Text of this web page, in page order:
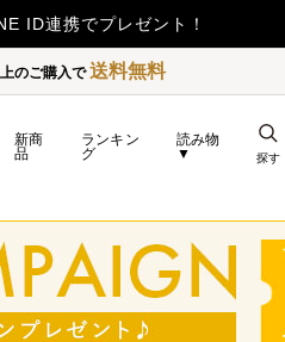
【重要】令和8年
のご購入で送料無料
新商
品
ランキン
グ
読み物
▼
探す